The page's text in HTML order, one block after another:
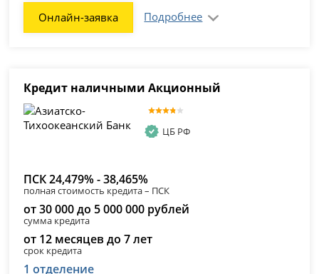
Онлайн-заявка Подробнее
Кредит наличными Акционный
ЦБ РФ
ПСК 24,479% - 38,465%
полная стоимость кредита – ПСК
от 30 000 до 5 000 000 рублей
сумма кредита
от 12 месяцев до 7 лет
срок кредита
1 отделение